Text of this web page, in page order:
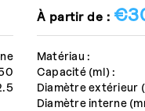
Matériau :
Capacité (ml) :
Diamètre extérieur
Diamètre interne
À partir de : €